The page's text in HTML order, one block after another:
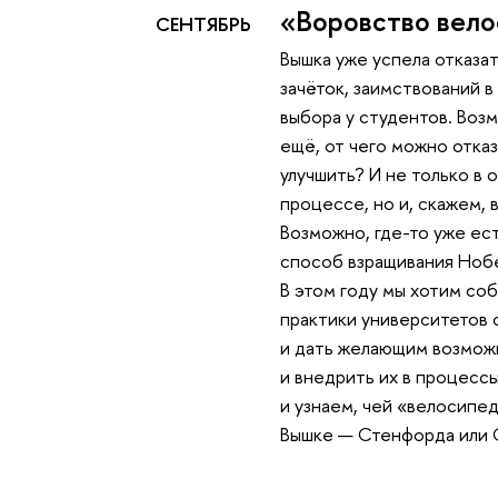
СЕНТЯБРЬ «Воровство
Вышка уже успела
зачёток, заимствований
выбора у студентов.
ещё, от чего можно
улучшить? И не только в
процессе, но и, скажем,
Возможно, где-то уже
способ взращивания
В этом году мы хотим
практики
и дать желающим
и внедрить их в
и узнаем, чей
Вышке — Стенфорда или